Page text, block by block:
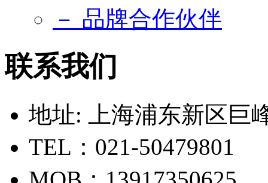
－ 品牌合作伙伴
联系我们
地址: 上海浦东新区巨
TEL：021-50479801